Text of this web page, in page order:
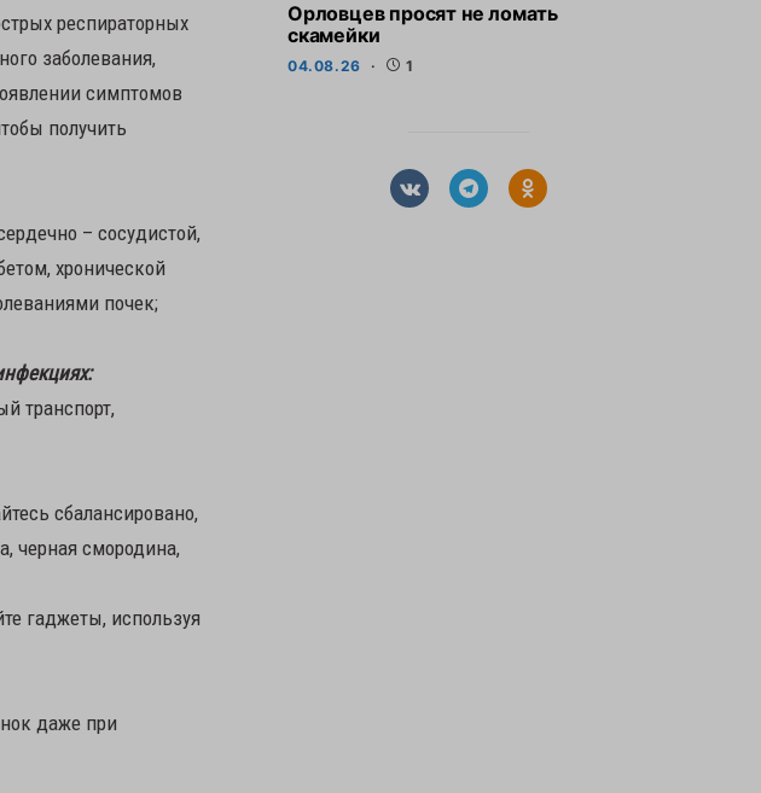
респираторных
заболевания,
симптомов
получить
– сосудистой,
хронической
почек;
транспорт,
сбалансировано,
черная смородина,
гаджеты, используя
даже при
Орловцев просят не ломать
скамейки
04.08.26 1